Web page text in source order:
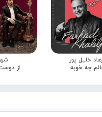
خلیل پور
چه خوبه
از